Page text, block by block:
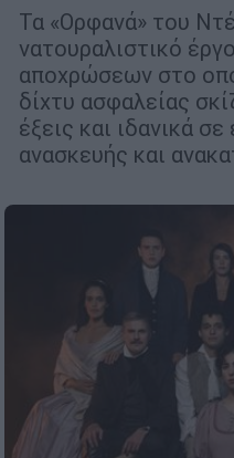
Τα «Ορφανά» του
νατουραλιστικό
αποχρώσεων στο
δίχτυ ασφαλείας
έξεις και ιδανικά
ανασκευής και